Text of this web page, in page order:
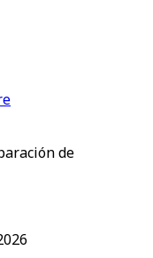
de